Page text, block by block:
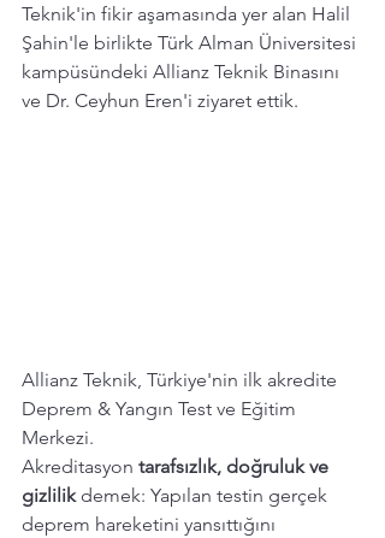
Teknik'in fikir aşamasında yer alan Halil
Şahin'le birlikte Türk Alman Üniversitesi
kampüsündeki Allianz Teknik Binasını
ve Dr. Ceyhun Eren'i ziyaret ettik.
Allianz Teknik, Türkiye'nin ilk akredite
Deprem & Yangın Test ve Eğitim
Merkezi.
Akreditasyon tarafsızlık, doğruluk ve
gizlilik demek: Yapılan testin gerçek
deprem hareketini yansıttığını